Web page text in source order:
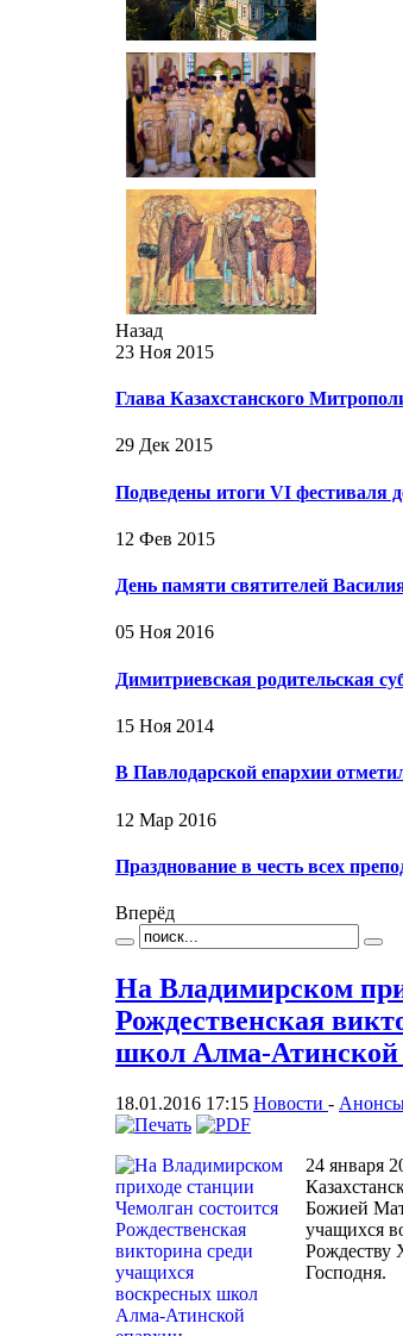
Назад
23 Ноя 2015
Глава Казахстанского
29 Дек 2015
Подведены итоги VI фестиваля
12 Фев 2015
День памяти святителей
05 Ноя 2016
Димитриевская родительская
15 Ноя 2014
В Павлодарской епархии
12 Мар 2016
Празднование в честь всех
Вперёд
На Владимирском
Рождественская
школ Алма-Атинской
18.01.2016 17:15 Новости -
24 января
Божией
учащихся
Рождеству
Господня.